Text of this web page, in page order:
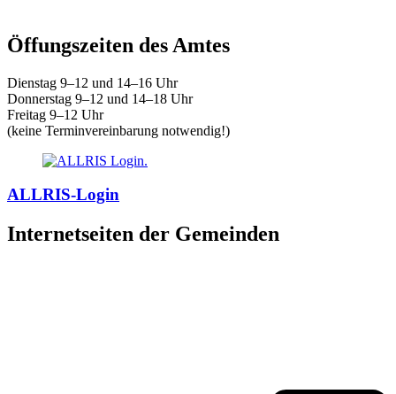
Öffungszeiten des Amtes
Dienstag 9–12 und 14–16 Uhr
Donnerstag 9–12 und 14–18 Uhr
Freitag 9–12 Uhr
(keine Terminvereinbarung notwendig!)
ALLRIS-Login
Internetseiten der Gemeinden